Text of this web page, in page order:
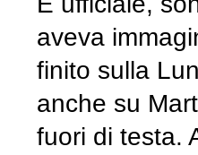
aveva
finito sulla
anche su
fuori di testa.